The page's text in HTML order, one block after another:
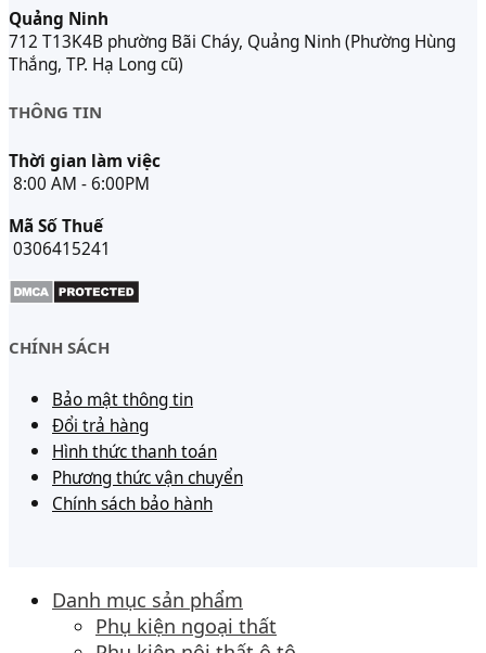
Quảng Ninh
712 T13K4B phường Bãi Cháy, Quảng Ninh (Phường Hùng
Thắng, TP. Hạ Long cũ)
THÔNG TIN
Thời gian làm việc
8:00 AM - 6:00PM
Mã Số Thuế
0306415241
CHÍNH SÁCH
Bảo mật thông tin
Đổi trả hàng
Hình thức thanh toán
Phương thức vận chuyển
Chính sách bảo hành
Danh mục sản phẩm
Phụ kiện ngoại thất